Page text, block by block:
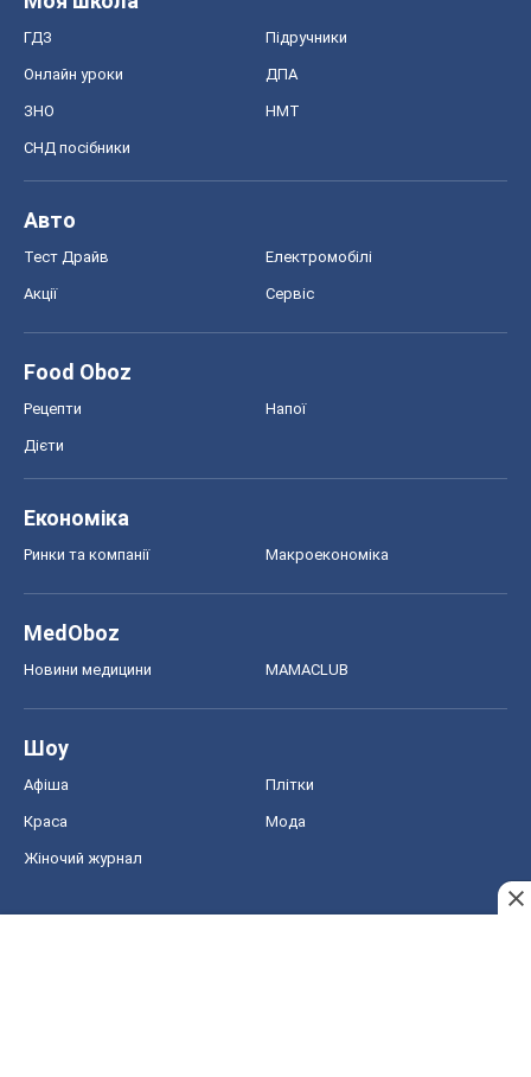
ГДЗ Підручники
Онлайн уроки ДПА
ЗНО НМТ
СНД посібники
Авто
Тест Драйв Електромобілі
Акції Сервіс
Food Oboz
Рецепти Напої
Дієти
Економіка
Ринки та компанії Макроекономіка
MedOboz
Новини медицини MAMACLUB
Шоу
Афіша Плітки
Краса Мода
Жіночий журнал